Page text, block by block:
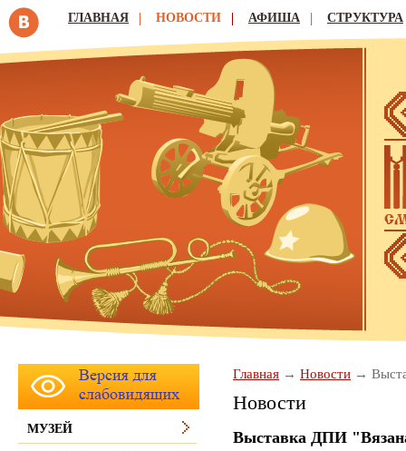
ГЛАВНАЯ НОВОСТИ АФИША СТРУКТУРА
Главная Новости
Новости
Выставка ДПИ
МУЗЕЙ